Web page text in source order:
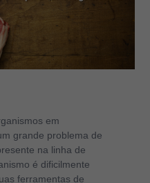
em
grande problema de
na linha de
é dificilmente
ferramentas de